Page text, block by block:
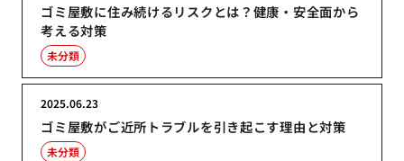
ゴミ屋敷に住み続けるリスクとは？健康・安全面から
考える対策
未分類
ゴミ屋敷がご近所トラブルを引き起こす理由と対策
2025.06.23
未分類